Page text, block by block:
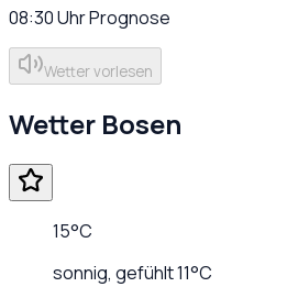
08:30UhrPrognose
Wetter vorlesen
Wetter Bosen
15°C
sonnig, gefühlt11°C